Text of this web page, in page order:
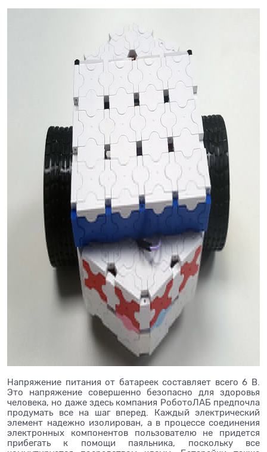
Напряжение питания от батареек составляет всего 6 В.
Это напряжение совершенно безопасно для здоровья
человека, но даже здесь компания РоботоЛАБ предпочла
продумать все на шаг вперед. Каждый электрический
элемент надежно изолирован, а в процессе соединения
электронных компонентов пользователю не придется
прибегать к помощи паяльника, поскольку все